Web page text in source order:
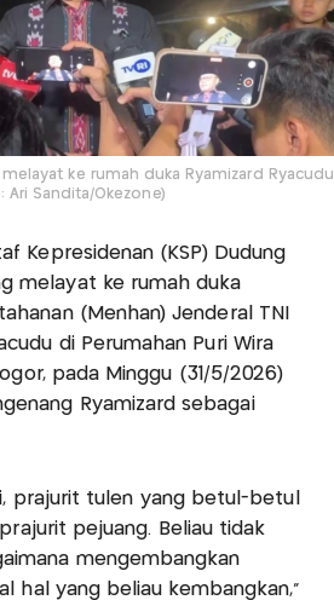
ke rumah duka Ryamizard Ryacudu
Ari Sandita/Okezone)
Kepresidenan (KSP) Dudung
melayat ke rumah duka
(Menhan) Jenderal TNI
di Perumahan Puri Wira
pada Minggu (31/5/2026)
Ryamizard sebagai
prajurit tulen yang betul-betul
pejuang. Beliau tidak
mengembangkan
hal yang beliau kembangkan,"